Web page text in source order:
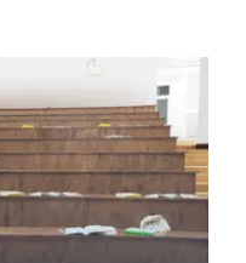
et Sociétés